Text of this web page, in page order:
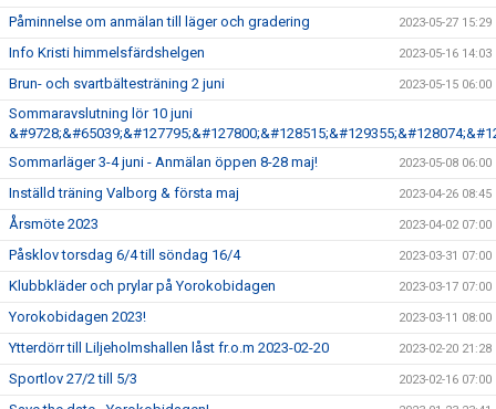
Påminnelse om anmälan till läger och gradering 2023-05-27 15:29
Info Kristi himmelsfärdshelgen 2023-05-16 14:03
Brun- och svartbältesträning 2 juni 2023-05-15 06:00
Sommaravslutning lör 10 juni
Sommarläger 3-4 juni - Anmälan öppen 8-28 maj!
2023-05-08 06:00
Inställd träning Valborg & första maj 2023-04-26 08:45
Årsmöte 2023 2023-04-02 07:00
Påsklov torsdag 6/4 till söndag 16/4 2023-03-31 07:00
Klubbkläder och prylar på Yorokobidagen 2023-03-17 07:00
Yorokobidagen 2023! 2023-03-11 08:00
Ytterdörr till Liljeholmshallen låst fr.o.m 2023-02-20 2023-02-20 21:28
Sportlov 27/2 till 5/3 2023-02-16 07:00